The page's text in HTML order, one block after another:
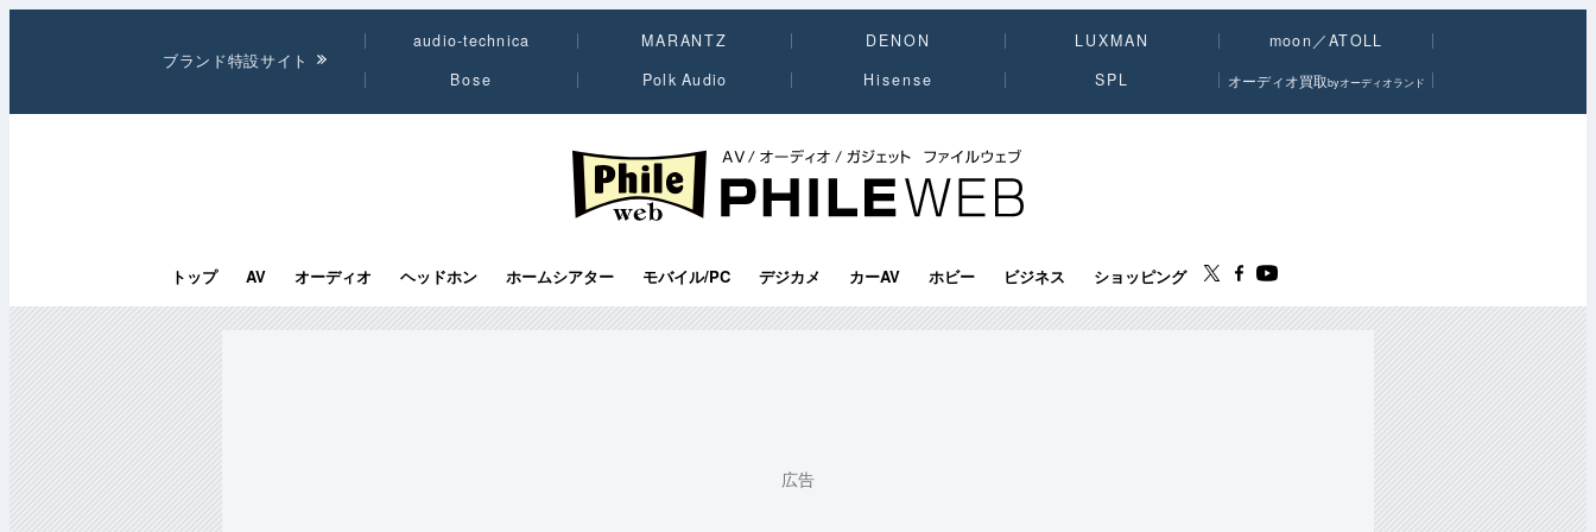
ブランド特設サイト
audio-technica MARANTZ DENON LUXMAN
moon／ATOLL
Bose
Polk Audio Hisense SPL オーディオ買取byオーディオランド
PHILE WEB｜AV/オーディオ/ガジェット
トップ AV オーディオ ヘッドホン ホームシアター モバイル/PC デジカメ カーAV ホビー ビジネス ショッピング